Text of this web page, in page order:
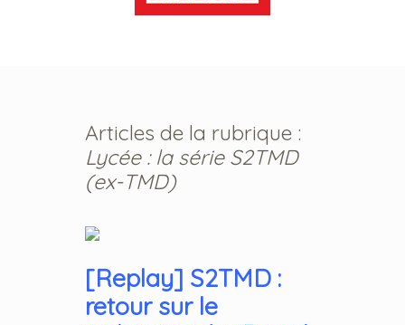
Articles de la rubrique :
Lycée : la série S2TMD
(ex-TMD)
[Replay] S2TMD :
retour sur le